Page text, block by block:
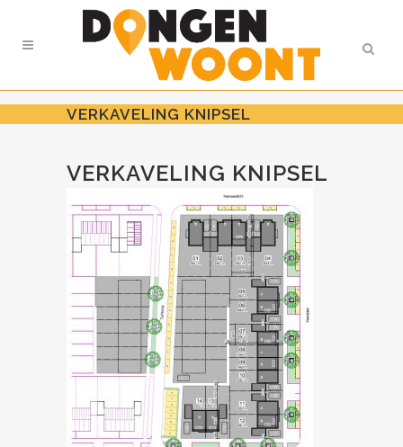
VERKAVELING KNIPSEL
VERKAVELING KNIPSEL